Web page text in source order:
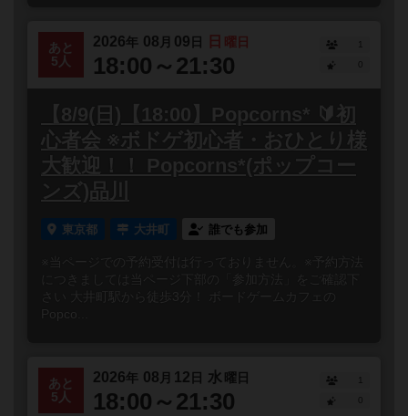
あと
5人
2026年 08 月 09 日 日 曜日
18:00～21:30
1
【8/9(日)【18:00】Popcorns* 🔰初
心者会 ※ボドゲ初心者・おひとり様
大歓迎！！ Popcorns*(ポップコー
ンズ)品川
東京都 大井町 誰でも参加
※当ページでの予約受付は行っておりません。※予約方法
につきましては当ページ下部の「参加方法」をご確認下
さい 大井町駅から徒歩3分！ ボードゲームカフェの
Popco...
あと
5人
2026年 08 月 12 日 水 曜日
18:00～21:30
1